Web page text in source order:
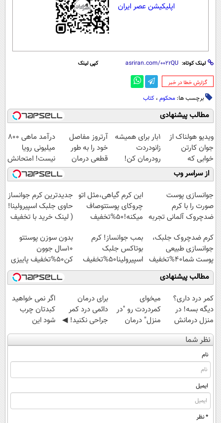
اپلیکیشن عصر ایران
لینک کوتاه: کپی لینک
‌گزارش خطا در خبر
برچسب ها: محکوم ، کتاب
مطالب پیشنهادی
ویدیو هولناک از
جوان کارتن
خوابی که
میلیاردر شد.
آموزش رایگان
1بار برای همیشه
زانودردت
رودرمان کن!
(تکنولوژی آلمان)
◂پرسشنامه▸
آرتروز مفاصل
خود را به طور
قطعی درمان
کنید!
◗پرسش‌نامه◖
درآمد ماهی 800
میلیونی رویا
نیست! امتحانش
مجانیه😉
از سراسر وب
جوانسازی پوست
صورت را با کرم
ضدچروک آلمانی تجربه
این کرم گیاهی،مثل اتو
چروکای پوستتوصاف
میکنه!50%تخفیف
جدیدترین کرم جوانساز
حاوی جلبک اسپیرولینا!
( لینک خرید با تخفیف
کرم ضدچروک جلبک،
جوانسازی طبیعی
پوست شما40%تخفیف
بمب جوانساز! کرم
بوتاکس جلبک
اسپیرولینا50%تخفیف
بدون سوزن پوستتو
10سال جوون
کن50%تخفیف پاییزی
مطالب پیشنهادی
کمر درد داری؟
دیگه بسه! در
منزل درمانش
کن
(◀پرسش‌نامه)
میخوای
کمردردت رو "در
منزل" درمان
کنی؟ (◂فیلم +
◂پرسش‌نامه)
برای درمان
دائمی درد کمر
جراحی نکنید! ◀
پرسش‌نامه رو پر
کن ▶
اگر نمی خواهید
کبدتان چرب
شود این
نوشیدنی خوش
طعم را بنوشید
نظر شما
نام
ایمیل
* نظر